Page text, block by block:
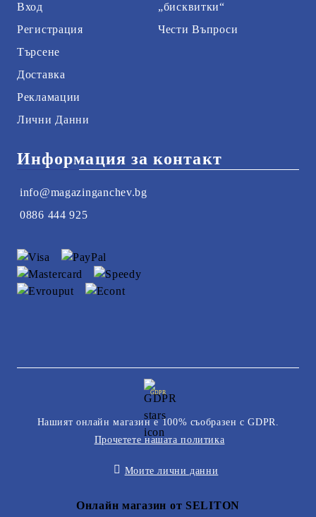
Вход
Регистрация
Търсене
Доставка
Рекламации
Лични Данни
„бисквитки“
Чести Въпроси
Информация за контакт
info@magazinganchev.bg
0886 444 925
GDPR
Нашият онлайн магазин е 100% съобразен с GDPR.
Прочетете нашата политика
Моите лични данни
Онлайн магазин от SELITON